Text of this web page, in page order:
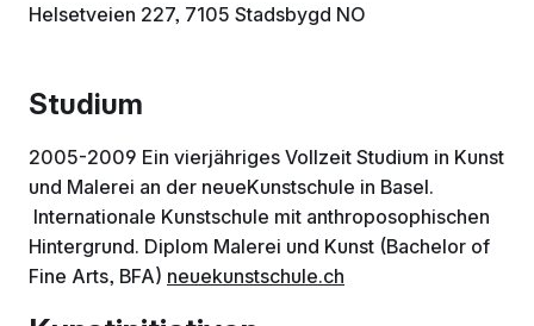
Helsetveien 227, 7105 Stadsbygd NO
Studium
2005-2009 Ein vierjähriges Vollzeit Studium in Kunst
und Malerei an der neueKunstschule in Basel.
Internationale Kunstschule mit anthroposophischen
Hintergrund. Diplom Malerei und Kunst (Bachelor of
Fine Arts, BFA) neuekunstschule.ch